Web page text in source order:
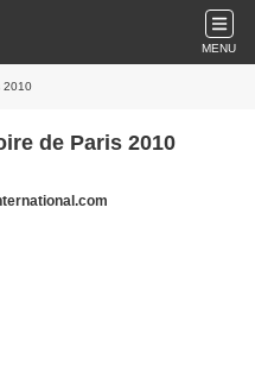
MENU
2010
de Paris 2010